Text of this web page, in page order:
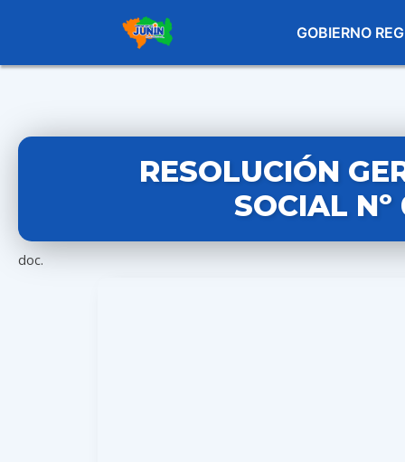
GOBIERNO
RESOLUCIÓN
SOCIAL Nº
doc.